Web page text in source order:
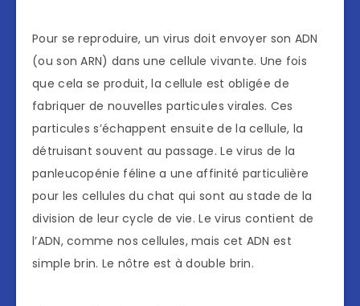
Pour se reproduire, un virus doit envoyer son ADN
(ou son ARN) dans une cellule vivante. Une fois
que cela se produit, la cellule est obligée de
fabriquer de nouvelles particules virales. Ces
particules s’échappent ensuite de la cellule, la
détruisant souvent au passage. Le virus de la
panleucopénie féline a une affinité particulière
pour les cellules du chat qui sont au stade de la
division de leur cycle de vie. Le virus contient de
l’ADN, comme nos cellules, mais cet ADN est
simple brin. Le nôtre est à double brin.